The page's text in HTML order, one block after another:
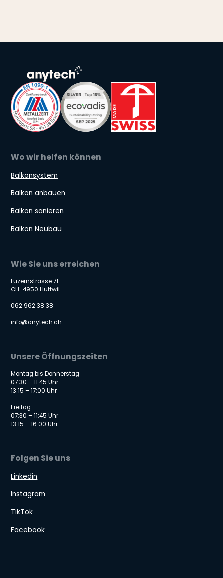
Wo wir helfen können
Balkonsystem
Balkon anbauen
Balkon sanieren
Balkon Neubau
Wie Sie uns erreichen
Luzernstrasse 71
CH-4950 Huttwil
062 962 38 38
info@anytech.ch
Unsere Öffnungszeiten
Montag bis Donnerstag
07:30 – 11:45 Uhr
13:15 – 17:00 Uhr
Freitag
07:30 – 11:45 Uhr
13:15 – 16:00 Uhr
Folgen Sie uns
Linkedin
Instagram
TikTok
Facebook